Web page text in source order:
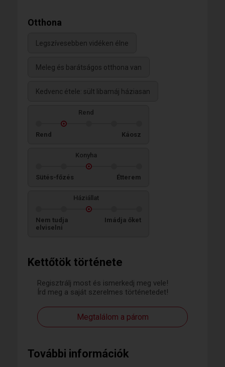
Kettőtök története
Regisztrálj most és ismerkedj meg vele!
Írd meg a saját szerelmes történetedet!
Megtalálom a párom
További információk
Otthona
Legszívesebben vidéken élne
Meleg és barátságos otthona van
Kedvenc étele: sült libamáj háziasan
Rend
Rend Káosz
Konyha
Sütés-főzés Étterem
Háziállat
Nem tudja
elviselni
Imádja őket